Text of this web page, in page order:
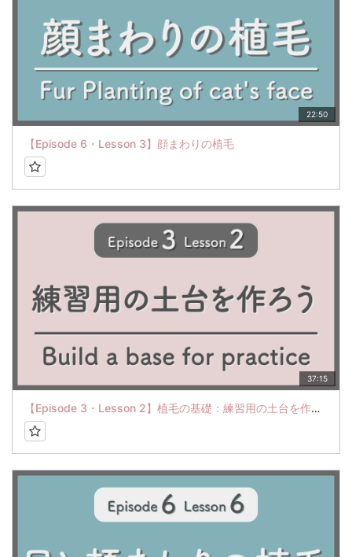
22:50
【Episode 6・Lesson 3】顔まわりの植毛
37:15
【Episode 3・Lesson 2】植毛の基礎：練習用の土台を作ろう